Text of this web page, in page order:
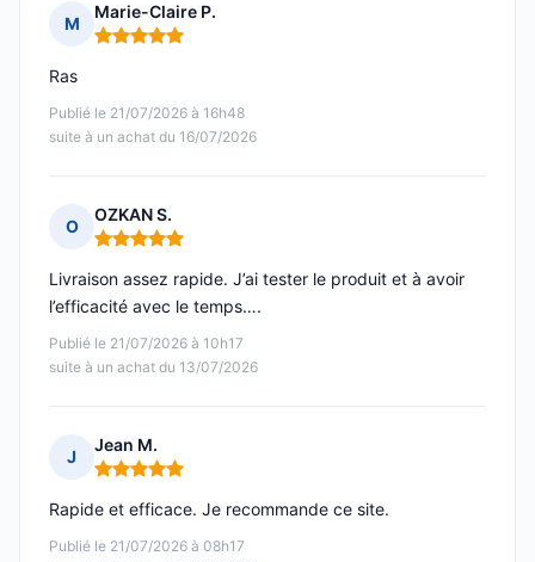
M
Marie-Claire P.
Note : 5 sur 5
Publié le 21/07/2026 à 16h48
suite à un achat du 16/07/2026
Ras
O
OZKAN S.
Note : 5 sur 5
Publié le 21/07/2026 à 10h17
suite à un achat du 13/07/2026
Livraison assez rapide. J’ai tester le produit et à avoir
l’efficacité avec le temps….
J
Jean M.
Note : 5 sur 5
Publié le 21/07/2026 à 08h17
Rapide et efficace. Je recommande ce site.